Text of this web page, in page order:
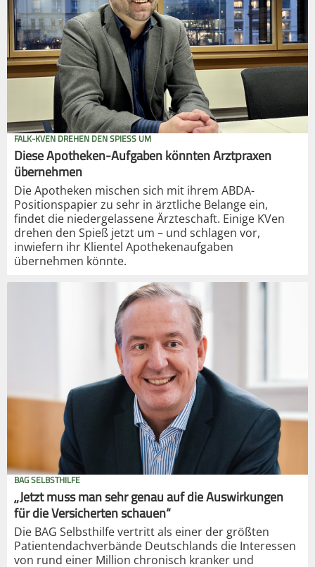
FALK-KVEN DREHEN DEN SPIESS UM
Diese Apotheken-Aufgaben könnten Arztpraxen
übernehmen
Die Apotheken mischen sich mit ihrem ABDA-
Positionspapier zu sehr in ärztliche Belange ein,
findet die niedergelassene Ärzteschaft. Einige KVen
drehen den Spieß jetzt um – und schlagen vor,
inwiefern ihr Klientel Apothekenaufgaben
übernehmen könnte.
BAG SELBSTHILFE
„Jetzt muss man sehr genau auf die Auswirkungen
für die Versicherten schauen“
Die BAG Selbsthilfe vertritt als einer der größten
Patientendachverbände Deutschlands die Interessen
von rund einer Million chronisch kranker und